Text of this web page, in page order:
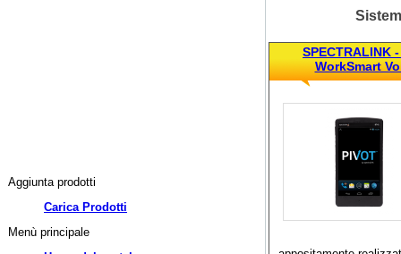
Aggiunta prodotti
Carica Prodotti
Menù principale
SPECTRALINK
WorkSmart